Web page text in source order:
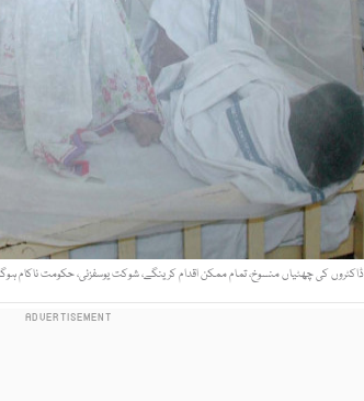
ڈاکٹروں کی چھٹیاں منسوخ، تمام ممکن اقدام کرینگے، شوکت یوسفزئی، حکومت ناکام